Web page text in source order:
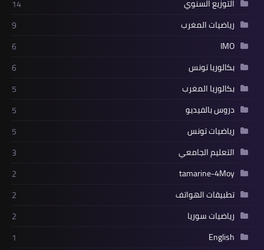
التوزيع السنوي
14
رياضيات المغرب
9
IMO
6
بكالوريا تونس
6
بكالوريا المغرب
5
دروس بالفيديو
5
رياضيات تونس
5
التعليم الجامعي
3
tamarine-4Moy
2
تطبيقات الهواتف
2
رياضيات سوريا
2
English
1